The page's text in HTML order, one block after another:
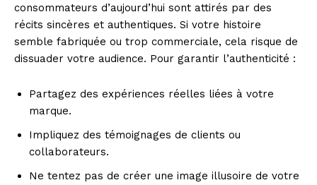
consommateurs d’aujourd’hui sont attirés par des
récits sincères et authentiques. Si votre histoire
semble fabriquée ou trop commerciale, cela risque de
dissuader votre audience. Pour garantir l’authenticité :
Partagez des expériences réelles liées à votre
marque.
Impliquez des témoignages de clients ou
collaborateurs.
Ne tentez pas de créer une image illusoire de votre